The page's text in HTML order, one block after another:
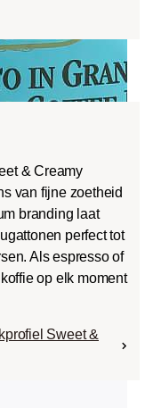
& Creamy
van fijne zoetheid
branding laat
perfect tot
Als espresso of
op elk moment
Sweet &